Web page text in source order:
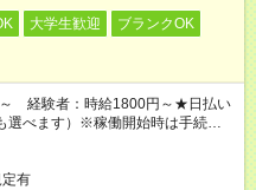
大学生歓迎
ブランクOK
経験者：時給1800円～★日払い
選べます）※稼働開始時は手続き完
有